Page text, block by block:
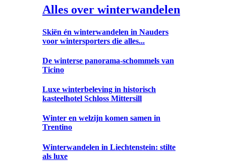
Alles over winterwandelen
Skiën én winterwandelen in Nauders
voor wintersporters die alles...
De winterse panorama-schommels van
Ticino
Luxe winterbeleving in historisch
kasteelhotel Schloss Mittersill
Winter en welzijn komen samen in
Trentino
Winterwandelen in Liechtenstein: stilte
als luxe